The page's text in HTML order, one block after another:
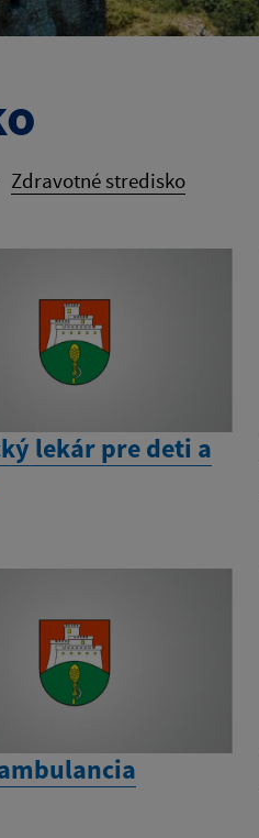
Zdravotné stredisko
lekár pre deti a